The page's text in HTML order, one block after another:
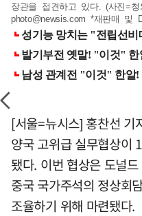
장관을 접견하고 있다. (사진=청
photo@newsis.com *재판매 및
[서울=뉴시스] 홍찬선 기
양국 고위급 실무협상이
됐다. 이번 협상은 도널
중국 국가주석의 정상회
조율하기 위해 마련됐다.